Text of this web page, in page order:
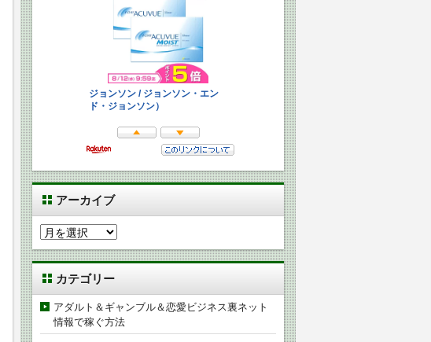
アーカイブ
ア
ー
カ
イ
ブ
カテゴリー
アダルト＆ギャンブル＆恋愛ビジネス裏ネット
情報で稼ぐ方法